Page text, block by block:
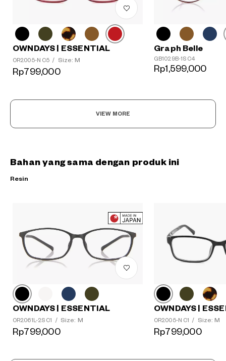
OWNDAYS | ESSENTIAL
OR2005-N C5 / Size: M
Rp799,000
Graph Belle
GB1029B-1S C4
Rp1,599,000
VIEW MORE
Bahan yang sama dengan produk ini
Resin
OWNDAYS | ESSENTIAL
OR2061L-2S C1 / Size: M
Rp799,000
OWNDAYS |
OR2005-N C1 / Size: M
Rp799,000